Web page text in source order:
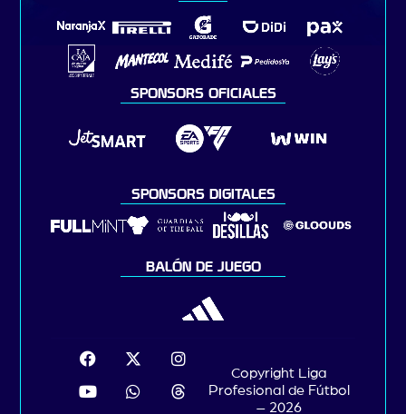
SPONSORS OFICIALES
SPONSORS DIGITALES
BALÓN DE JUEGO
Copyright Liga
Profesional de Fútbol
– 2026